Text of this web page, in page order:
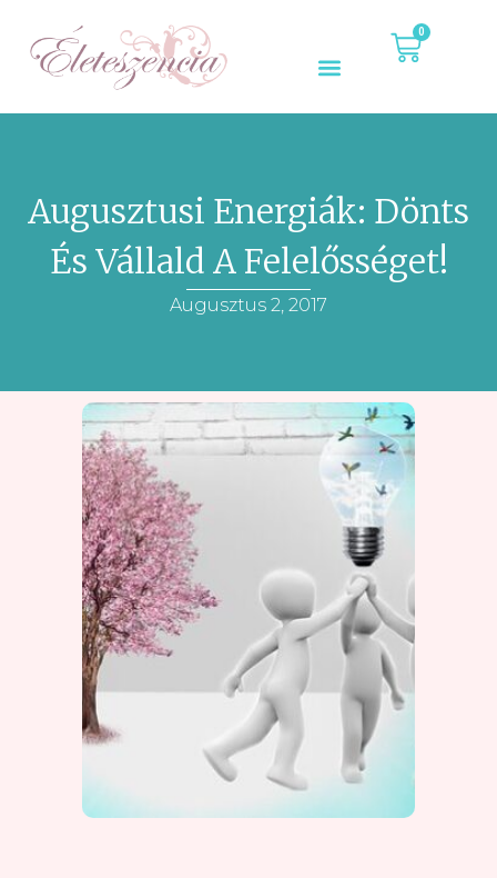
0
Augusztusi Energiák: Dönts
És Vállald A Felelősséget!
Augusztus 2, 2017